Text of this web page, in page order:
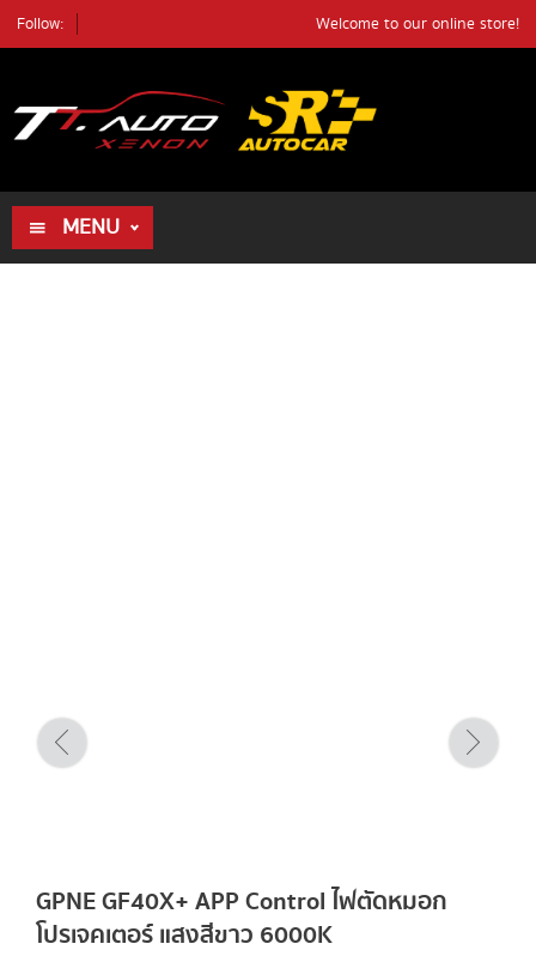
Follow: Welcome to our online store!
MENU
ค้นหา ตัวอย่างรถ
ค้นหา
HOME
GPNE GF40X+ APP Control ไฟตัดหมอก
โปรเจคเตอร์ แสงสีขาว 6000K